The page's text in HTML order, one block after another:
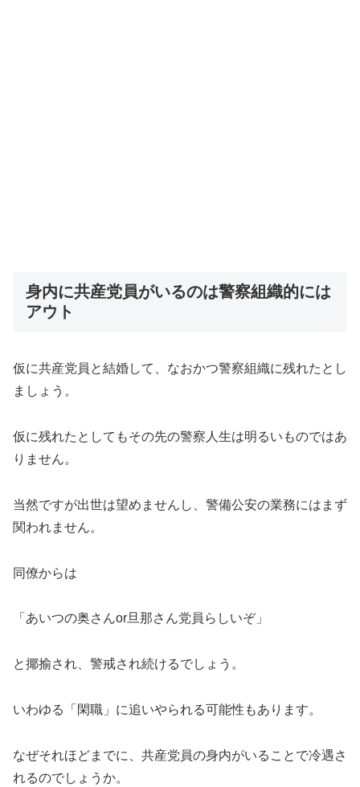
身内に共産党員がいるのは警察組織的には
アウト
仮に共産党員と結婚して、なおかつ警察組織に残れたとし
ましょう。
仮に残れたとしてもその先の警察人生は明るいものではあ
りません。
当然ですが出世は望めませんし、警備公安の業務にはまず
関われません。
同僚からは
「あいつの奥さんor旦那さん党員らしいぞ」
と揶揄され、警戒され続けるでしょう。
いわゆる「閑職」に追いやられる可能性もあります。
なぜそれほどまでに、共産党員の身内がいることで冷遇さ
れるのでしょうか。